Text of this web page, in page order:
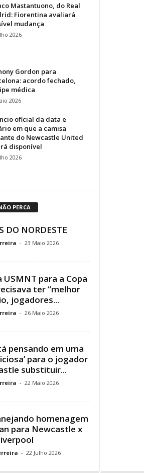
Mastantuono, do Real
Fiorentina avaliará
mudança
2026
Gordon para
acordo fechado,
médica
2026
oficial da data e
em que a camisa
do Newcastle United
disponível
2026
PERCA
DO NORDESTE
- 23 Maio 2026
USMNT para a Copa
ter “melhor
jogadores...
- 26 Maio 2026
pensando em uma
para o jogador
substituir...
- 22 Maio 2026
homenagem
para Newcastle x
- 22 Julho 2026